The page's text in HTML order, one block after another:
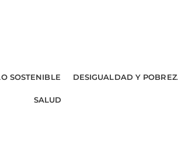
SOSTENIBLE DESIGUALDAD Y
SALUD